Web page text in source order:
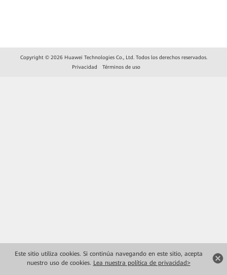
Este sitio utiliza cookies. Si continúa navegando en este sitio, acepta
nuestro uso de cookies. Lea nuestra política de privacidad>
Copyright © 2026 Huawei Technologies Co., Ltd. Todos los derechos reservados.
Privacidad
Términos de uso